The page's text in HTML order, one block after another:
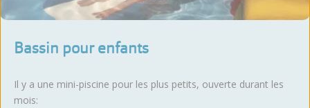
Bassin pour enfants
Il y a une mini-piscine pour les plus petits, ouverte durant les
mois: